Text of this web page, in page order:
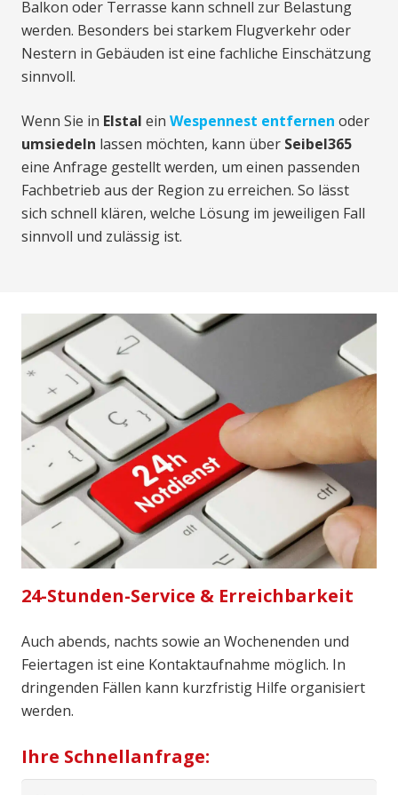
Balkon oder Terrasse kann schnell zur Belastung
werden. Besonders bei starkem Flugverkehr oder
Nestern in Gebäuden ist eine fachliche Einschätzung
sinnvoll.
Wenn Sie in Elstal ein Wespennest entfernen oder
umsiedeln lassen möchten, kann über Seibel365
eine Anfrage gestellt werden, um einen passenden
Fachbetrieb aus der Region zu erreichen. So lässt
sich schnell klären, welche Lösung im jeweiligen Fall
sinnvoll und zulässig ist.
24-Stunden-Service & Erreichbarkeit
Auch abends, nachts sowie an Wochenenden und
Feiertagen ist eine Kontaktaufnahme möglich. In
dringenden Fällen kann kurzfristig Hilfe organisiert
werden.
Ihre Schnellanfrage: